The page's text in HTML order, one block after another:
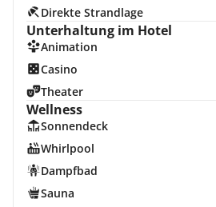
Direkte Strandlage
Unterhaltung im Hotel
Animation
Casino
Theater
Wellness
Sonnendeck
Whirlpool
Dampfbad
Sauna